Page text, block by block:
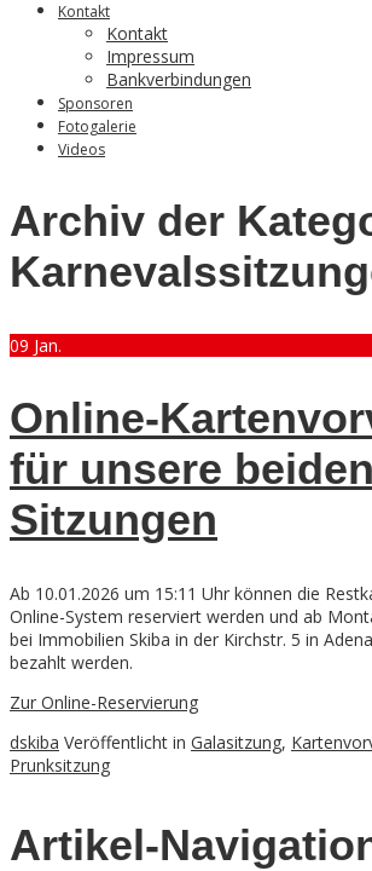
Kontakt
Kontakt
Impressum
Bankverbindungen
Sponsoren
Fotogalerie
Videos
Archiv der
09 Jan.
Online-
für unsere beiden
Sitzungen
Ab 10.01.2026 um 15:11 Uhr können die
Online-System reserviert werden und ab
bei Immobilien Skiba in der Kirchstr. 5 in
bezahlt werden.
Zur Online-Reservierung
dskiba Veröffentlicht in Galasitzung,
Prunksitzung
Artikel-